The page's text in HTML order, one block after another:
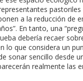
a la reducción de
En tanto, una
debería recaer
lo que considera un
sonar sencillo desde
realmente las